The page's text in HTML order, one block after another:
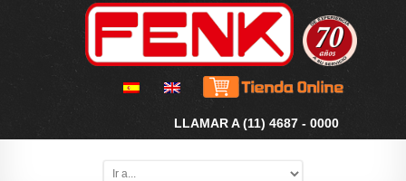
LLAMAR A (11) 4687 - 0000